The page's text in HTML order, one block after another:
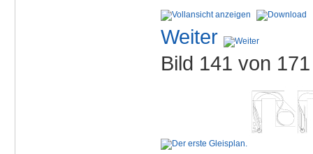
Weiter
Bild 141 von